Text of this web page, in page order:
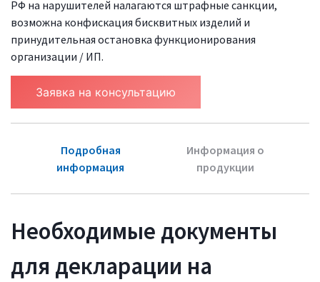
РФ на нарушителей налагаются штрафные санкции,
возможна конфискация бисквитных изделий и
принудительная остановка функционирования
организации / ИП.
Заявка на консультацию
Подробная
информация
Информация о
продукции
Необходимые документы
для декларации на